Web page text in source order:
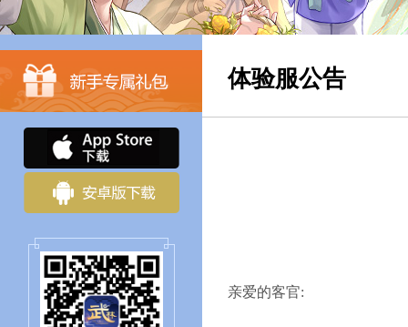
体验服公告
亲爱的客官: